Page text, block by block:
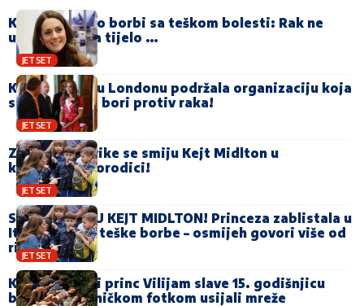
JET SET
Kejt Midlton o borbi sa teškom bolesti: Rak ne
utiče samo na tijelo …
JET SET
Kejt Midlton u Londonu podržala organizaciju koja
se 125 godina bori protiv raka!
JET SET
Zbog ove navike se smiju Kejt Midlton u
kraljevskoj porodici!
JET SET
SVI GLEDAJU U KEJT MIDLTON! Princeza zablistala u
Italiji poslije teške borbe – osmijeh govori više od
riječi!
Kejt Midlton i princ Vilijam slave 15. godišnjicu
braka: Zajedničkom fotkom usijali mreže